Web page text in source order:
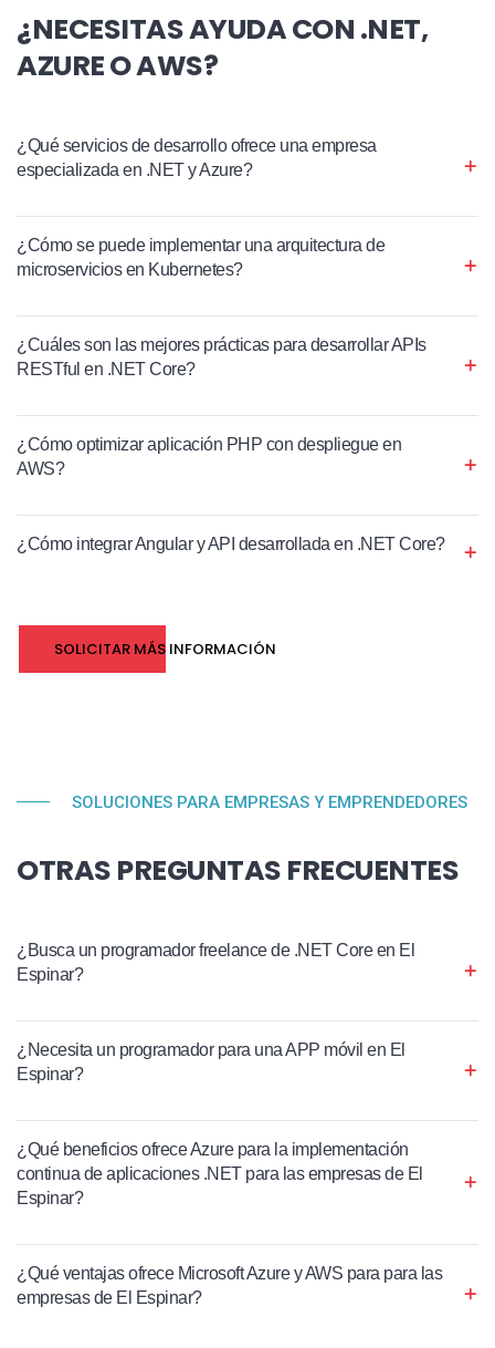
¿NECESITAS AYUDA CON .NET,
AZURE O AWS?
¿Qué servicios de desarrollo ofrece una empresa
especializada en .NET y Azure?
¿Cómo se puede implementar una arquitectura de
microservicios en Kubernetes?
¿Cuáles son las mejores prácticas para desarrollar APIs
RESTful en .NET Core?
¿Cómo optimizar aplicación PHP con despliegue en
AWS?
¿Cómo integrar Angular y API desarrollada en .NET Core?
SOLICITAR MÁS INFORMACIÓN
SOLUCIONES PARA EMPRESAS Y EMPRENDEDORES
OTRAS PREGUNTAS FRECUENTES
¿Busca un programador freelance de .NET Core en El
Espinar?
¿Necesita un programador para una APP móvil en El
Espinar?
¿Qué beneficios ofrece Azure para la implementación
continua de aplicaciones .NET para las empresas de El
Espinar?
¿Qué ventajas ofrece Microsoft Azure y AWS para para las
empresas de El Espinar?